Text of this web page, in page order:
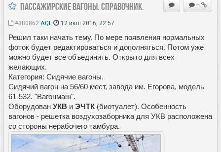
+
Пассажирские вагоны. Справочник.
#380862 AQL 12 июл 2016, 22:57
Решил таки начать тему. По мере появления нормальных
фоток будет редактироваться и дополняться. Потом уже
можно будет все объединить. Открыто для всех
желающих.
Категория: Сидячие вагоны.
Сидячий вагон на 56/60 мест, завода им. Егорова, модель
61-532. "Вагонмаш".
Оборудован УКВ и ЭЧТК (биотуалет). Особенность
вагонов - решетка воздухозаборника для УКВ расположена
со стороны нерабочего тамбура.